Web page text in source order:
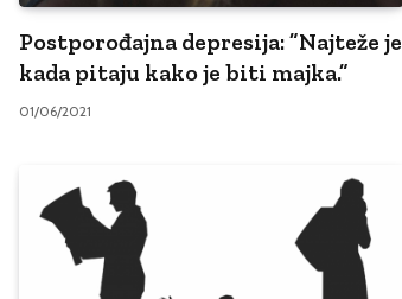
Postporođajna depresija: ”Najteže je
kada pitaju kako je biti majka.”
01/06/2021